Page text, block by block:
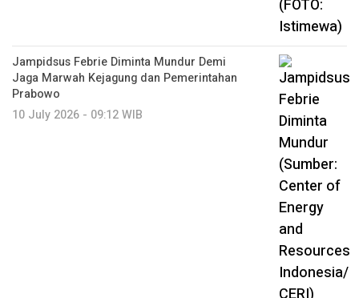
Jampidsus Febrie Diminta Mundur Demi
Jaga Marwah Kejagung dan Pemerintahan
Prabowo
10 July 2026 - 09:12 WIB